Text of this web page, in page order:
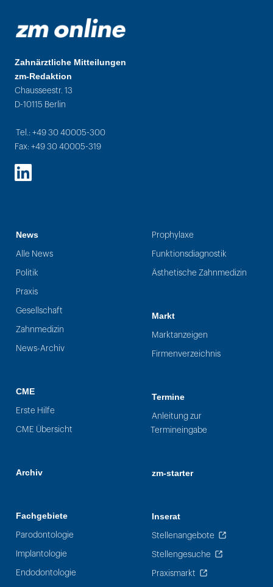
Zahnärztliche Mitteilungen
zm-Redaktion
Chausseestr. 13
D-10115 Berlin
Tel.: +49 30 40005-300
Fax: +49 30 40005-319
LinkedIn
News
Alle News
Politik
Praxis
Gesellschaft
Zahnmedizin
News-Archiv
CME
Erste Hilfe
CME Übersicht
Archiv
Fachgebiete
Parodontologie
Implantologie
Endodontologie
Prophylaxe
Funktionsdiagnostik
Ästhetische Zahnmedizin
Markt
Marktanzeigen
Firmenverzeichnis
Termine
Anleitung zur
Termineingabe
zm-starter
Inserat
Stellenangebote
Stellengesuche
Praxismarkt